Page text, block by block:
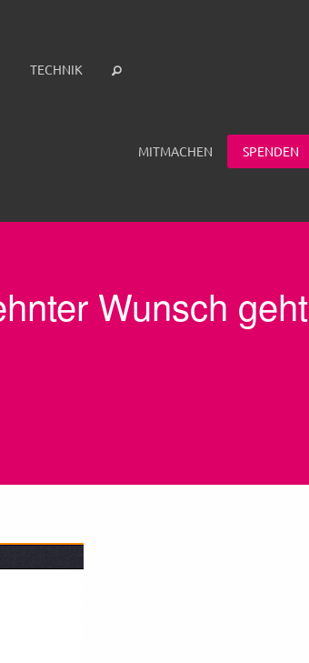
TECHNIK
MITMACHEN SPENDEN
Wunsch geht